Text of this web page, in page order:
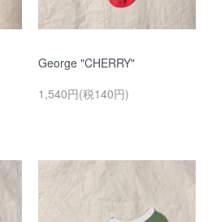
George "CHERRY"
1,540円(税140円)